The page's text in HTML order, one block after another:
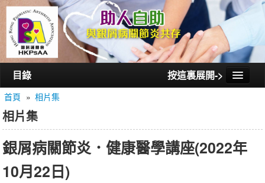
目錄 按這裏展開->
首頁
認識銀屑護關會
認識銀屑關節炎
活動/講座
首頁 » 相片集
相片集
銀屑病關節炎．健康醫學講座(2022年
10月22日)